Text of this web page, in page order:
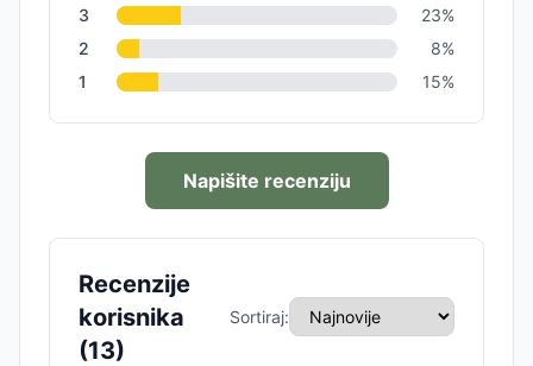
3
23%
2
8%
1
15%
Napišite recenziju
Recenzije
korisnika
(13)
Sortiraj: